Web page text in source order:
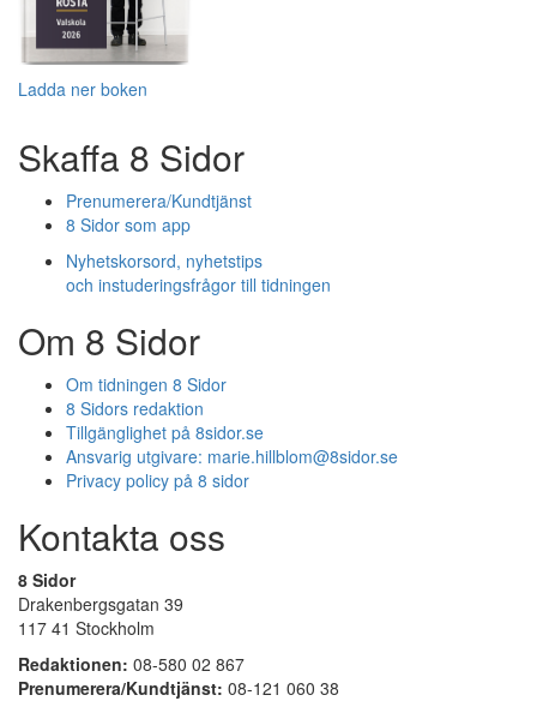
Ladda ner boken
Skaffa 8 Sidor
Prenumerera/Kundtjänst
8 Sidor som app
Nyhetskorsord, nyhetstips
och instuderingsfrågor till tidningen
Om 8 Sidor
Om tidningen 8 Sidor
8 Sidors redaktion
Tillgänglighet på 8sidor.se
Ansvarig utgivare: marie.hillblom@8sidor.se
Privacy policy på 8 sidor
Kontakta oss
8 Sidor
Drakenbergsgatan 39
117 41 Stockholm
Redaktionen: 08-580 02 867
Prenumerera/Kundtjänst: 08-121 060 38